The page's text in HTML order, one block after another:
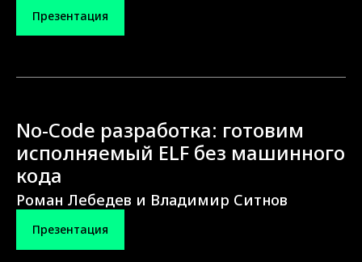
Презентация
No-Code разработка: готовим
исполняемый ELF без машинного
кода
Роман Лебедев и Владимир Ситнов
Презентация